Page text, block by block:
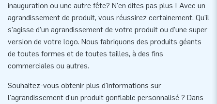
inauguration ou une autre fête? N'en dites pas plus ! Avec un
agrandissement de produit, vous réussirez certainement. Qu'il
s'agisse d'un agrandissement de votre produit ou d'une super
version de votre logo. Nous fabriquons des produits géants
de toutes formes et de toutes tailles, à des fins
commerciales ou autres.
Souhaitez-vous obtenir plus d'informations sur
l'agrandissement d'un produit gonflable personnalisé ? Dans